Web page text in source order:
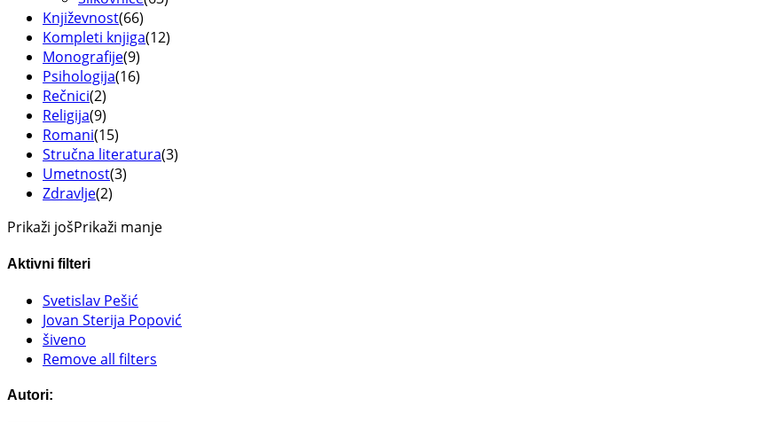
Književnost(66)
Kompleti knjiga(12)
Monografije(9)
Psihologija(16)
Rečnici(2)
Religija(9)
Romani(15)
Stručna literatura(3)
Umetnost(3)
Zdravlje(2)
Prikaži jošPrikaži manje
Aktivni filteri
Svetislav Pešić
Jovan Sterija Popović
šiveno
Remove all filters
Autori: